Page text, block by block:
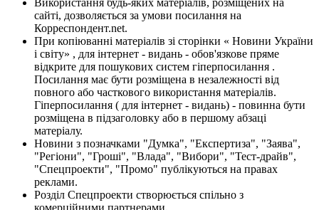
сайті, дозволяється за умови посилання на
Корреспондент.net.
При копіюванні матеріалів зі сторінки « Новини України
і світу» , для інтернет - видань - обов'язкове пряме
відкрите для пошукових систем гіперпосилання .
Посилання має бути розміщена в незалежності від
повного або часткового використання матеріалів.
Гіперпосилання ( для інтернет - видань) - повинна бути
розміщена в підзаголовку або в першому абзаці
матеріалу.
Новини з позначками "Думка", "Експертиза", "Заява",
"Регіони", "Гроші", "Влада", "Вибори", "Тест-драйв",
"Спецпроекти", "Промо" публікуються на правах
реклами.
Розділ Спецпроекти створюється спільно з
комерційними партнерами.